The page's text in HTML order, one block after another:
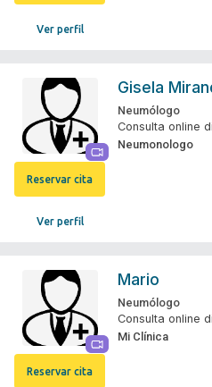
Ver perfil
Ver perfil
Reservar cita
Gisela
Neumólogo
Consulta online
Neumonologo
Reservar cita
Mario
Neumólogo
Consulta online
Mi Clínica